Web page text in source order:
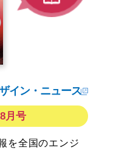
イン・ニュース
月号
を全国のエンジ